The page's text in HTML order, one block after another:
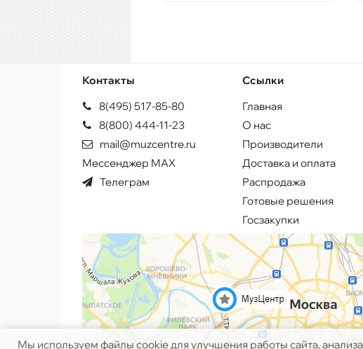
Контакты
8(495) 517-85-80
8(800) 444-11-23
mail@muzcentre.ru
Мессенджер MAX
Телеграм
Ссылки
Главная
О нас
Производители
Доставка и оплата
Распродажа
Готовые решения
Госзакупки
Мы используем файлы cookie для улучшения работы сайта,